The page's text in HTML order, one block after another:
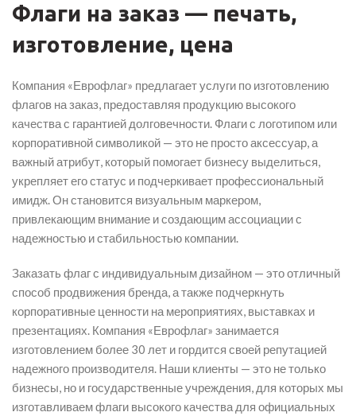
Флаги на заказ — печать,
изготовление, цена
Компания «Еврофлаг» предлагает услуги по изготовлению
флагов на заказ, предоставляя продукцию высокого
качества с гарантией долговечности. Флаги с логотипом или
корпоративной символикой — это не просто аксессуар, а
важный атрибут, который помогает бизнесу выделиться,
укрепляет его статус и подчеркивает профессиональный
имидж. Он становится визуальным маркером,
привлекающим внимание и создающим ассоциации с
надежностью и стабильностью компании.
Заказать флаг с индивидуальным дизайном — это отличный
способ продвижения бренда, а также подчеркнуть
корпоративные ценности на мероприятиях, выставках и
презентациях. Компания «Еврофлаг» занимается
изготовлением более 30 лет и гордится своей репутацией
надежного производителя. Наши клиенты — это не только
бизнесы, но и государственные учреждения, для которых мы
изготавливаем флаги высокого качества для официальных